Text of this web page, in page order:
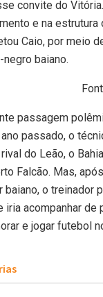
convite do
e na estrutura
Caio, por meio
baiano.
passagem
passado, o
do Leão, o
Falcão. Mas,
baiano, o treinador
iria acompanhar de
e jogar futebol